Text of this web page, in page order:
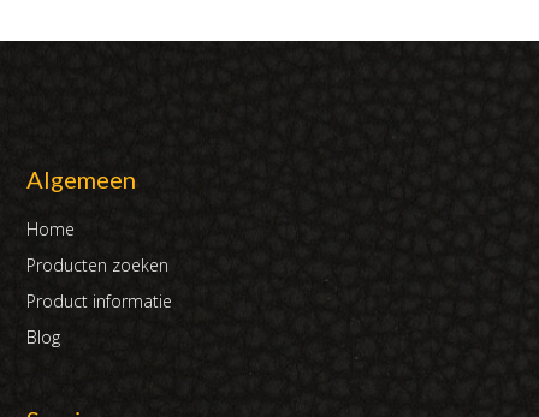
Algemeen
Home
Producten zoeken
Product informatie
Blog